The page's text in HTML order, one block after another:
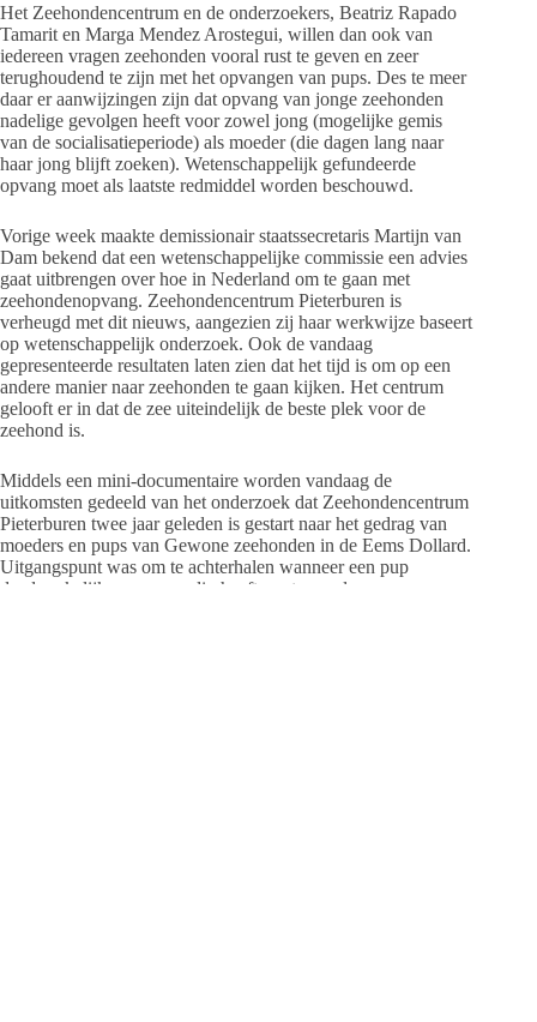
Het Zeehondencentrum en de onderzoekers, Beatriz Rapado
Tamarit en Marga Mendez Arostegui, willen dan ook van
iedereen vragen zeehonden vooral rust te geven en zeer
terughoudend te zijn met het opvangen van pups. Des te meer
daar er aanwijzingen zijn dat opvang van jonge zeehonden
nadelige gevolgen heeft voor zowel jong (mogelijke gemis
van de socialisatieperiode) als moeder (die dagen lang naar
haar jong blijft zoeken). Wetenschappelijk gefundeerde
opvang moet als laatste redmiddel worden beschouwd.
Vorige week maakte demissionair staatssecretaris Martijn van
Dam bekend dat een wetenschappelijke commissie een advies
gaat uitbrengen over hoe in Nederland om te gaan met
zeehondenopvang. Zeehondencentrum Pieterburen is
verheugd met dit nieuws, aangezien zij haar werkwijze baseert
op wetenschappelijk onderzoek. Ook de vandaag
gepresenteerde resultaten laten zien dat het tijd is om op een
andere manier naar zeehonden te gaan kijken. Het centrum
gelooft er in dat de zee uiteindelijk de beste plek voor de
zeehond is.
Middels een mini-documentaire worden vandaag de
uitkomsten gedeeld van het onderzoek dat Zeehondencentrum
Pieterburen twee jaar geleden is gestart naar het gedrag van
moeders en pups van Gewone zeehonden in de Eems Dollard.
Uitgangspunt was om te achterhalen wanneer een pup
daadwerkelijk opvang nodig heeft om te overleven.